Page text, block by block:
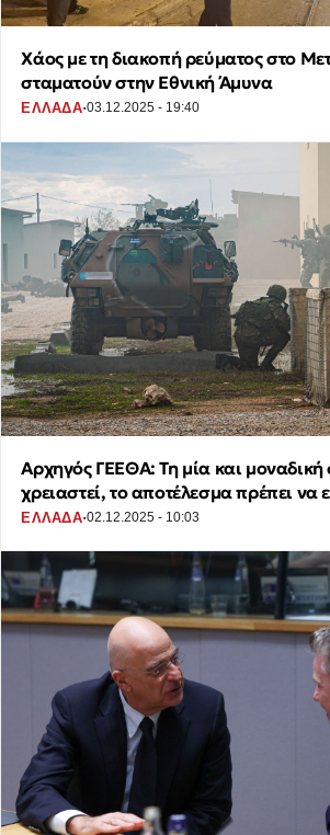
Χάος με τη διακοπή ρεύματος στο
σταματούν στην Εθνική Άμυνα
ΕΛΛΑΔΑ·03.12.2025 - 19:40
Αρχηγός ΓΕΕΘΑ: Τη μία και μοναδική
χρειαστεί, το αποτέλεσμα πρέπει να
ΕΛΛΑΔΑ·02.12.2025 - 10:03